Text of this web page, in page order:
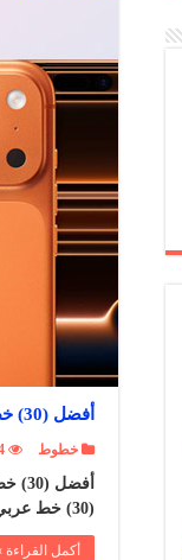
أفضل (30) خط آيفون عربي وإنجليزي للموبايلات
خطوط
(30) خط عربي يمكن استخدامها في جميع الموبايلات …
أكمل القراءة